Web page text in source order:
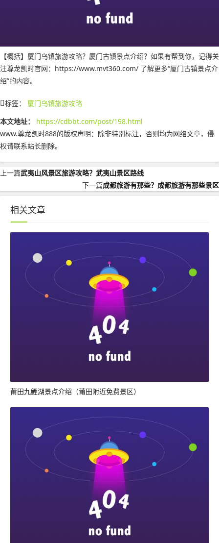
【概括】厦门乌镇旅游攻略？厦门古镇景点介绍？如果有帮到你，记得关
注尊龙凯时官网：https://www.mvt360.com/ 了解更多“厦门古镇景点介
绍”的内容。
标签： 厦门乌镇旅游攻略
本文地址：
https://cdbbt.com/post/198.html
www.尊龙凯时888的版权声明： 除非特别标注，否则均为网络文章，侵
权请联系站长删除。
上一篇武夷山风景区旅游攻略？武夷山景区路线
下一篇成都旅游有那些？成都旅游有那些景区
相关文章
莆田九鲤湖景点介绍（莆田附近免费景区）